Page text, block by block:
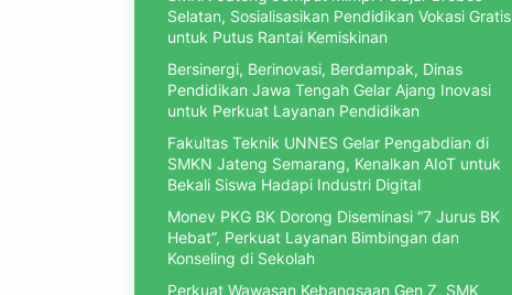
Selatan, Sosialisasikan Pendidikan Vokasi Gratis
untuk Putus Rantai Kemiskinan
Bersinergi, Berinovasi, Berdampak, Dinas
Pendidikan Jawa Tengah Gelar Ajang Inovasi
untuk Perkuat Layanan Pendidikan
Fakultas Teknik UNNES Gelar Pengabdian di
SMKN Jateng Semarang, Kenalkan AIoT untuk
Bekali Siswa Hadapi Industri Digital
Monev PKG BK Dorong Diseminasi “7 Jurus BK
Hebat”, Perkuat Layanan Bimbingan dan
Konseling di Sekolah
Perkuat Wawasan Kebangsaan Gen Z, SMK